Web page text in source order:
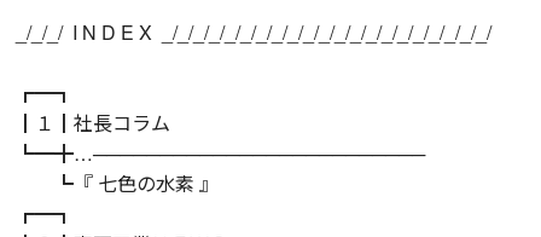
_/_/_/ I N D E X _/_/_/_/_/_/_/_/_/_/_/_/_/_/_/_/_/_/_/_/_/
┏━┓
┃１┃社長コラム
┗━╋…─────────────────────────
┗『 七色の水素 』
┏━┓